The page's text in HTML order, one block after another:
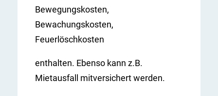
Bewegungskosten,
Bewachungskosten,
Feuerlöschkosten
enthalten. Ebenso kann z.B.
Mietausfall mitversichert werden.